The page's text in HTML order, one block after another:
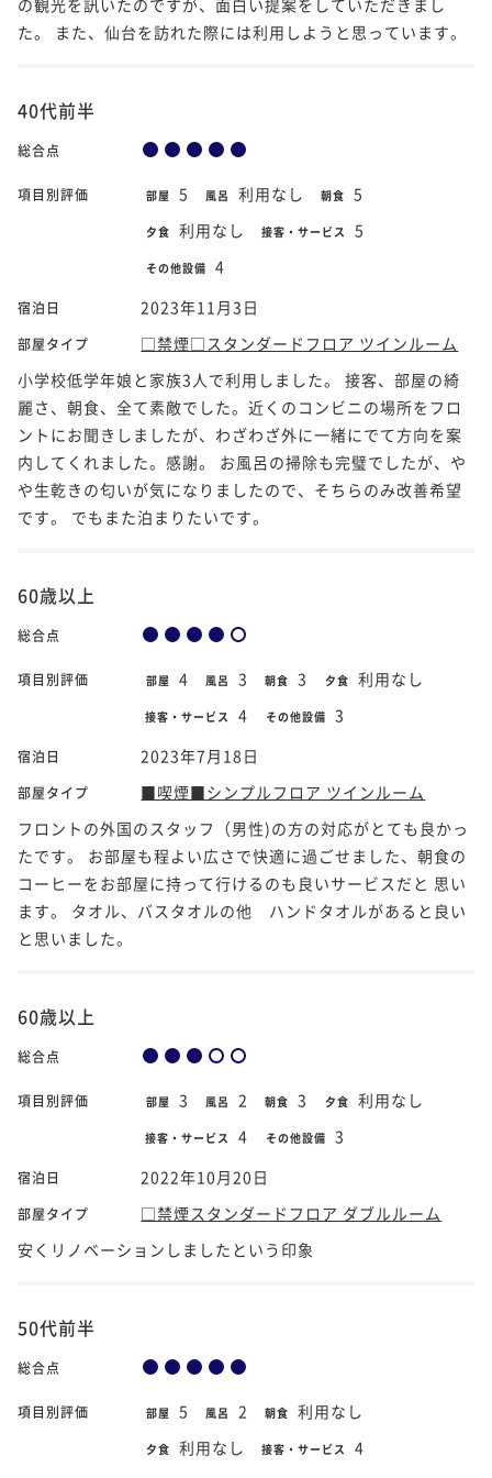
た。 また、仙台を訪れた際には利用しようと思っています。
40代前半
総合点
項目別評価 部屋 5 風呂 利用なし 朝食 5
夕食 利用なし 接客・サービス 5
その他設備 4
宿泊日 2023年11月3日
部屋タイプ
□禁煙□スタンダードフロア ツインルーム
小学校低学年娘と家族3人で利用しました。 接客、部屋の綺
麗さ、朝食、全て素敵でした。近くのコンビニの場所をフロ
ントにお聞きしましたが、わざわざ外に一緒にでて方向を案
内してくれました。感謝。 お風呂の掃除も完璧でしたが、や
や生乾きの匂いが気になりましたので、そちらのみ改善希望
です。 でもまた泊まりたいです。
60歳以上
総合点
項目別評価 部屋 4 風呂 3 朝食 3 夕食 利用なし
接客・サービス 4 その他設備 3
宿泊日 2023年7月18日
部屋タイプ
■喫煙■シンプルフロア ツインルーム
フロントの外国のスタッフ（男性)の方の対応がとても良かっ
たです。 お部屋も程よい広さで快適に過ごせました、朝食の
コーヒーをお部屋に持って行けるのも良いサービスだと 思い
ます。 タオル、バスタオルの他 ハンドタオルがあると良い
と思いました。
60歳以上
総合点
項目別評価 部屋 3 風呂 2 朝食 3 夕食 利用なし
接客・サービス 4 その他設備 3
宿泊日 2022年10月20日
部屋タイプ
□禁煙スタンダードフロア ダブルルーム
安くリノベーションしましたという印象
50代前半
総合点
項目別評価 部屋 5 風呂 2 朝食 利用なし
夕食 利用なし 接客・サービス 4